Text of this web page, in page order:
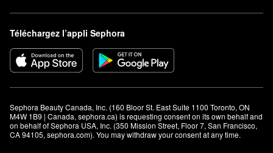
Téléchargez l’appli Sephora
Sephora Beauty Canada, Inc. (160 Bloor St. East Suite 1100 Toronto, ON
M4W 1B9 | Canada, sephora.ca) is requesting consent on its own behalf and
on behalf of Sephora USA, Inc. (350 Mission Street, Floor 7, San Francisco,
CA 94105, sephora.com). You may withdraw your consent at any time.